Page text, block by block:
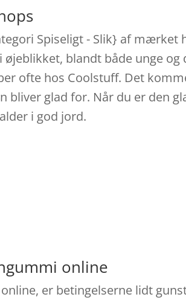
Spiseligt - Slik} af mærket
blandt både unge
ofte hos Coolstuff. Det
glad for. Når du er den
i god jord.
online
er betingelserne lidt